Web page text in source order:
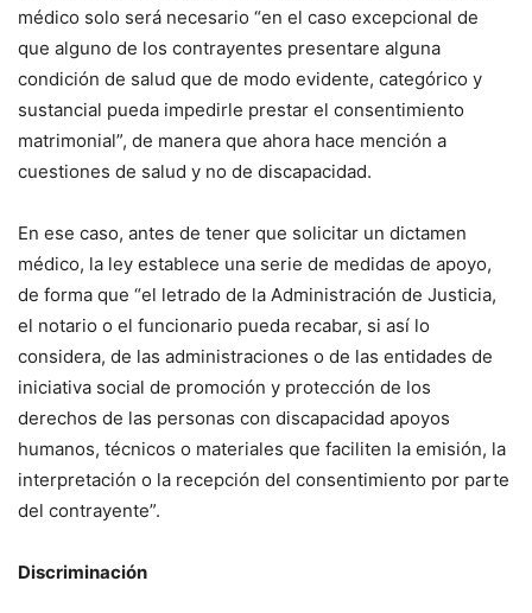
médico solo será necesario “en el caso excepcional de
que alguno de los contrayentes presentare alguna
condición de salud que de modo evidente, categórico y
sustancial pueda impedirle prestar el consentimiento
matrimonial”, de manera que ahora hace mención a
cuestiones de salud y no de discapacidad.
En ese caso, antes de tener que solicitar un dictamen
médico, la ley establece una serie de medidas de apoyo,
de forma que “el letrado de la Administración de Justicia,
el notario o el funcionario pueda recabar, si así lo
considera, de las administraciones o de las entidades de
iniciativa social de promoción y protección de los
derechos de las personas con discapacidad apoyos
humanos, técnicos o materiales que faciliten la emisión, la
interpretación o la recepción del consentimiento por parte
del contrayente”.
Discriminación